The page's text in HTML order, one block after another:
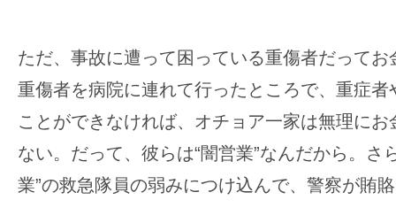
ただ、事故に遭って困っている重傷者だって
重傷者を病院に連れて行ったところで、重症者
ことができなければ、オチョア一家は無理に
ない。だって、彼らは“闇営業”なんだから。さ
業”の救急隊員の弱みにつけ込んで、警察が賄